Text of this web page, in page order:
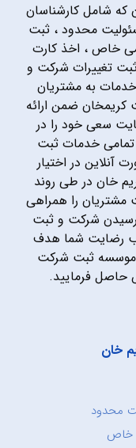
شامل کارشناسان
محدود ، ثبت
خاص ، اخذ کارت
ثبت تغییرات شرکت و
خدمات به مشتریان
ضمن ارائه
سعی خود را در
خدمات ثبت
آنلاین در اختیار
خان در طی روند
مشتریان را همراهی
رسیدن شرکت و ثبت
رضایت شما هدف
موسسه ثبت شرکت
خان
محدود
خاص